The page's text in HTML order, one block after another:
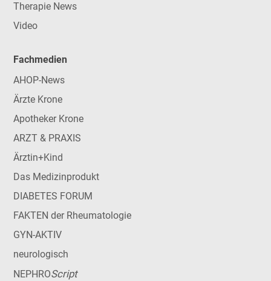
Therapie News
Video
Fachmedien
AHOP-News
Ärzte Krone
Apotheker Krone
ARZT & PRAXIS
Ärztin+Kind
Das Medizinprodukt
DIABETES FORUM
FAKTEN der Rheumatologie
GYN-AKTIV
neurologisch
NEPHROScript